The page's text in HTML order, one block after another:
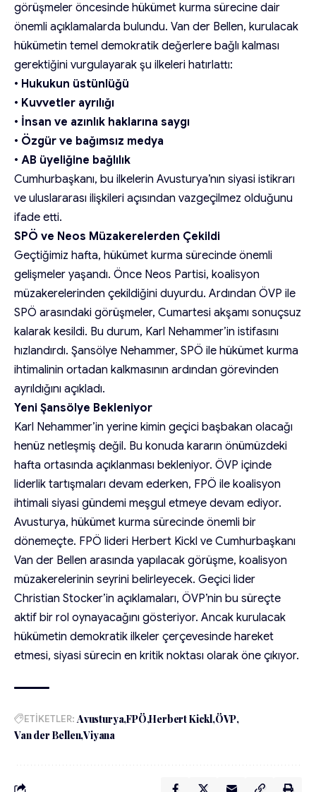
görüşmeler öncesinde hükümet kurma sürecine dair
önemli açıklamalarda bulundu. Van der Bellen, kurulacak
hükümetin temel demokratik değerlere bağlı kalması
gerektiğini vurgulayarak şu ilkeleri hatırlattı:
• Hukukun üstünlüğü
• Kuvvetler ayrılığı
• İnsan ve azınlık haklarına saygı
• Özgür ve bağımsız medya
• AB üyeliğine bağlılık
Cumhurbaşkanı, bu ilkelerin Avusturya’nın siyasi istikrarı
ve uluslararası ilişkileri açısından vazgeçilmez olduğunu
ifade etti.
SPÖ ve Neos Müzakerelerden Çekildi
Geçtiğimiz hafta, hükümet kurma sürecinde önemli
gelişmeler yaşandı. Önce Neos Partisi, koalisyon
müzakerelerinden çekildiğini duyurdu. Ardından ÖVP ile
SPÖ arasındaki görüşmeler, Cumartesi akşamı sonuçsuz
kalarak kesildi. Bu durum, Karl Nehammer’in istifasını
hızlandırdı. Şansölye Nehammer, SPÖ ile hükümet kurma
ihtimalinin ortadan kalkmasının ardından görevinden
ayrıldığını açıkladı.
Yeni Şansölye Bekleniyor
Karl Nehammer’in yerine kimin geçici başbakan olacağı
henüz netleşmiş değil. Bu konuda kararın önümüzdeki
hafta ortasında açıklanması bekleniyor. ÖVP içinde
liderlik tartışmaları devam ederken, FPÖ ile koalisyon
ihtimali siyasi gündemi meşgul etmeye devam ediyor.
Avusturya, hükümet kurma sürecinde önemli bir
dönemeçte. FPÖ lideri Herbert Kickl ve Cumhurbaşkanı
Van der Bellen arasında yapılacak görüşme, koalisyon
müzakerelerinin seyrini belirleyecek. Geçici lider
Christian Stocker’in açıklamaları, ÖVP’nin bu süreçte
aktif bir rol oynayacağını gösteriyor. Ancak kurulacak
hükümetin demokratik ilkeler çerçevesinde hareket
etmesi, siyasi sürecin en kritik noktası olarak öne çıkıyor.
ETİKETLER: Avusturya FPÖ Herbert Kickl ÖVP
Van der Bellen Viyana